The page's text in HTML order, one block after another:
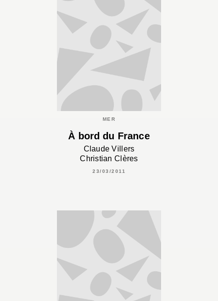
MER
À bord du France
Claude Villers
Christian Clères
23/03/2011